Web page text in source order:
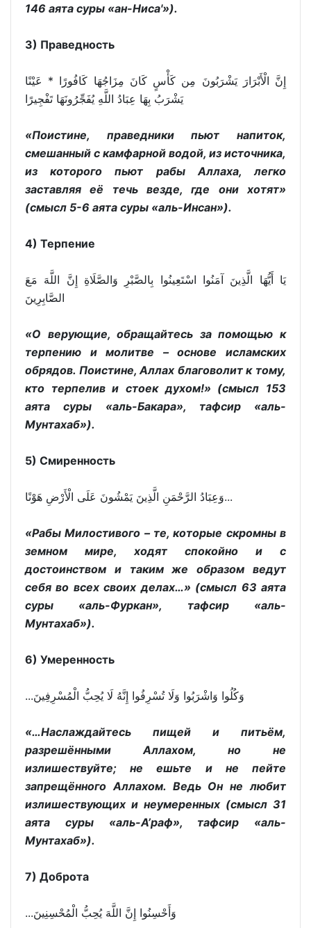
146 аята суры «ан-Ниса'»).
3) Праведность
إِنَّ الْأَبْرَارَ يَشْرَبُونَ مِن كَأْسٍ كَانَ مِزَاجُهَا كَافُورًا * عَيْنًا
يَشْرَبُ بِهَا عِبَادُ اللَّهِ يُفَجِّرُونَهَا تَفْجِيرًا
«Поистине, праведники пьют напиток,
смешанный с камфарной водой, из источника,
из которого пьют рабы Аллаха, легко
заставляя её течь везде, где они хотят»
(смысл 5-6 аята суры «аль-Инсан»).
4) Терпение
يَا أَيُّهَا الَّذِينَ آمَنُوا اسْتَعِينُوا بِالصَّبْرِ وَالصَّلَاةِ إِنَّ اللَّهَ مَعَ
الصَّابِرِينَ
«О верующие, обращайтесь за помощью к
терпению и молитве – основе исламских
обрядов. Поистине, Аллах благоволит к тому,
кто терпелив и стоек духом!» (смысл 153
аята суры «аль-Бакара», тафсир «аль-
Мунтахаб»).
5) Смиренность
وَعِبَادُ الرَّحْمَنِ الَّذِينَ يَمْشُونَ عَلَى الْأَرْضِ هَوْنًا...
«Рабы Милостивого – те, которые скромны в
земном мире, ходят спокойно и с
достоинством и таким же образом ведут
себя во всех своих делах…» (смысл 63 аята
суры «аль-Фуркан», тафсир «аль-
Мунтахаб»).
6) Умеренность
...وَكُلُوا وَاشْرَبُوا وَلَا تُسْرِفُوا إِنَّهُ لَا يُحِبُّ الْمُسْرِفِينَ
«…Наслаждайтесь пищей и питьём,
разрешёнными Аллахом, но не
излишествуйте; не ешьте и не пейте
запрещённого Аллахом. Ведь Он не любит
излишествующих и неумеренных (смысл 31
аята суры «аль-А’раф», тафсир «аль-
Мунтахаб»).
7) Доброта
...وَأَحْسِنُوا إِنَّ اللَّهَ يُحِبُّ الْمُحْسِنِينَ